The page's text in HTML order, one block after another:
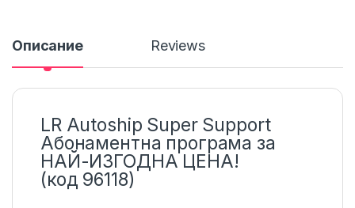
Описание Reviews
LR Autoship Super Support
Абонаментна програма за
НАЙ-ИЗГОДНА ЦЕНА!
(код 96118)